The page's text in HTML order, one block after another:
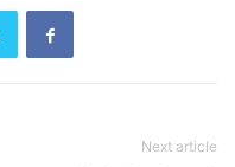
Next article